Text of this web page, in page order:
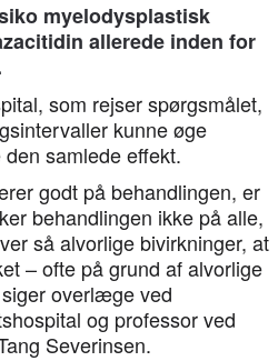
myelodysplastisk
allerede inden for
som rejser spørgsmålet,
kunne øge
samlede effekt.
godt på behandlingen, er
behandlingen ikke på alle,
så alvorlige bivirkninger, at
– ofte på grund af alvorlige
overlæge ved
og professor ved
Severinsen.